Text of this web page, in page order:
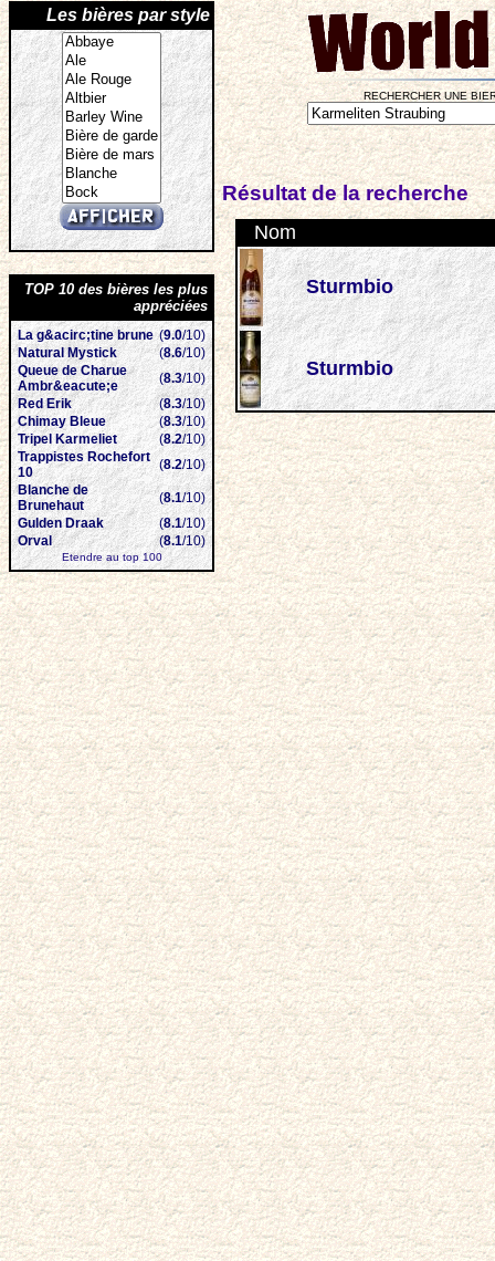
Les bières par style
TOP 10 des bières les plus
appréciées
La g&acirc;tine brune (9.0/10)
Natural Mystick
(8.6/10)
Queue de Charue
Ambr&eacute;e
(8.3/10)
Red Erik
(8.3/10)
Chimay Bleue
(8.3/10)
Tripel Karmeliet
(8.2/10)
Trappistes Rochefort
10
(8.2/10)
Blanche de
Brunehaut
(8.1/10)
Gulden Draak
(8.1/10)
Orval
(8.1/10)
Etendre au top 100
RECHERCHER UNE
Résultat de la recherche
Nom
Sturmbio
Sturmbio